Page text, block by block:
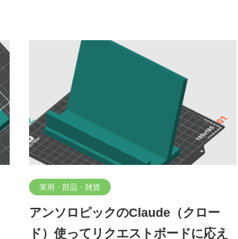
実用・部品・雑貨
アンソロピックのClaude（クロー
ド）使ってリクエストボードに応え